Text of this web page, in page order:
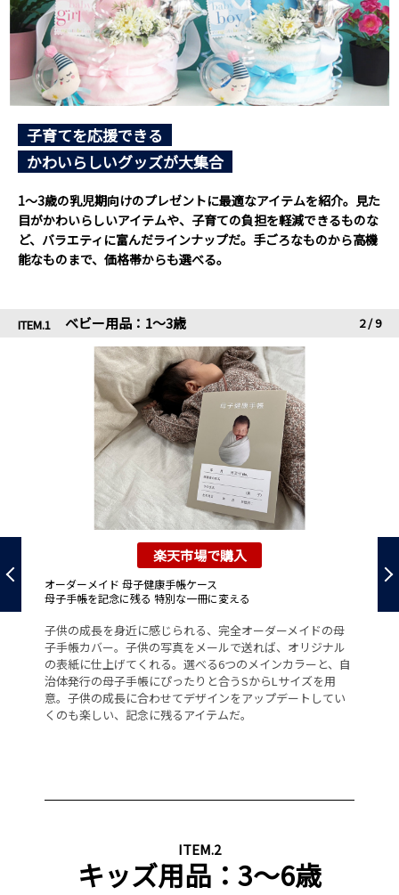
子育てを応援できる
かわいらしいグッズが大集合
1～3歳の乳児期向けのプレゼントに最適なアイテムを紹介。見た
目がかわいらしいアイテムや、子育ての負担を軽減できるものな
ど、バラエティに富んだラインナップだ。手ごろなものから高機
能なものまで、価格帯からも選べる。
ITEM.1 ベビー用品：1～3歳 2/9
楽天市場で購入
オーダーメイド 母子健康手帳ケース
母子手帳を記念に残る 特別な一冊に変える
子供の成長を身近に感じられる、完全オーダーメイドの母
子手帳カバー。子供の写真をメールで送れば、オリジナル
の表紙に仕上げてくれる。選べる6つのメインカラーと、自
治体発行の母子手帳にぴったりと合うSからLサイズを用
意。子供の成長に合わせてデザインをアップデートしてい
くのも楽しい、記念に残るアイテムだ。
パ
ITEM.2
キッズ用品：3～6歳